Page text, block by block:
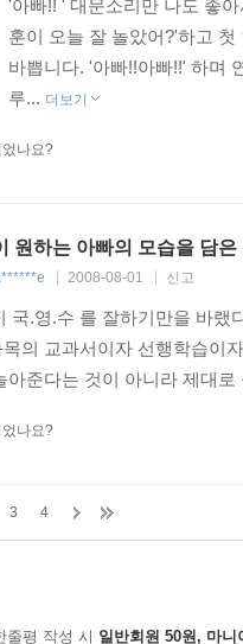
'아빠!! ' 대문소리만 나도 좋
훈이 오늘 잘 놀았어?'하고
바쁩니다. '아빠!!아빠!!' 하며
루... 더보기
나요?
원하는 아빠의 모습을 담은
2008-08-01 신고
국.영.수 를 잘하기만을 바랬
의 교과서이자 선행학습이
아준다는 것이 아니라 제대
나요?
3 4
줄평 작성 시 일반회원 50원, 마니